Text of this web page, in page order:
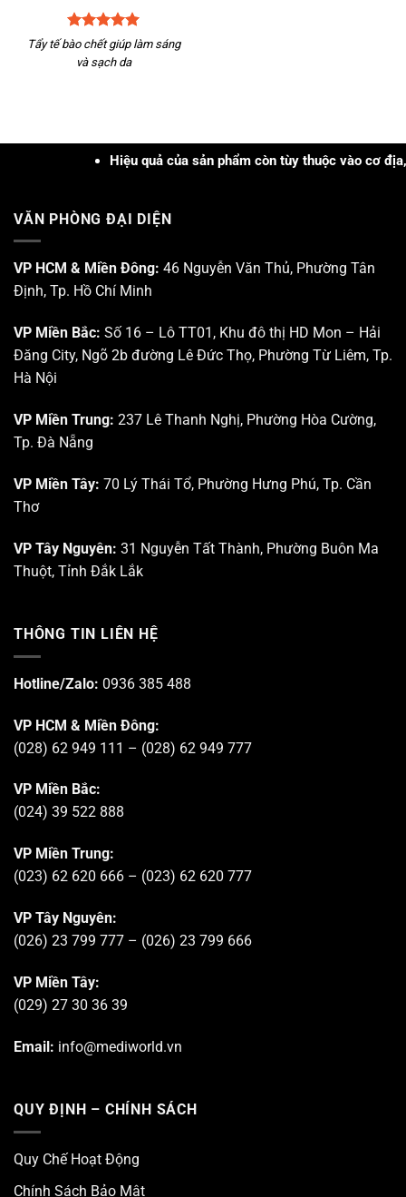
Được xếp
hạng
55
sao
Tẩy tế bào chết giúp làm sáng
và sạch da
Hiệu quả của sản phẩm còn tùy thuộc vào cơ địa,
VĂN PHÒNG ĐẠI DIỆN
VP HCM & Miền Đông: 46 Nguyễn Văn Thủ, Phường Tân
Định, Tp. Hồ Chí Minh
VP Miền Bắc: Số 16 – Lô TT01, Khu đô thị HD Mon – Hải
Đăng City, Ngõ 2b đường Lê Đức Thọ, Phường Từ Liêm, Tp.
Hà Nội
VP Miền Trung: 237 Lê Thanh Nghị, Phường Hòa Cường,
Tp. Đà Nẵng
VP Miền Tây: 70 Lý Thái Tổ, Phường Hưng Phú, Tp. Cần
Thơ
VP Tây Nguyên: 31 Nguyễn Tất Thành, Phường Buôn Ma
Thuột, Tỉnh Đắk Lắk
THÔNG TIN LIÊN HỆ
Hotline/Zalo: 0936 385 488
VP HCM & Miền Đông:
(028) 62 949 111 – (028) 62 949 777
VP Miền Bắc:
(024) 39 522 888
VP Miền Trung:
(023) 62 620 666 – (023) 62 620 777
VP Tây Nguyên:
(026) 23 799 777 – (026) 23 799 666
VP Miền Tây:
(029) 27 30 36 39
Email: info@mediworld.vn
QUY ĐỊNH – CHÍNH SÁCH
Quy Chế Hoạt Động
Chính Sách Bảo Mật